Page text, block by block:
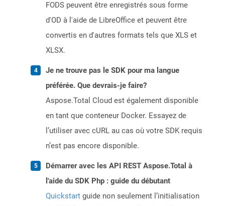
FODS peuvent être enregistrés sous forme
d'OD à l'aide de LibreOffice et peuvent être
convertis en d'autres formats tels que XLS et
XLSX.
Je ne trouve pas le SDK pour ma langue
préférée. Que devrais-je faire?
Aspose.Total Cloud est également disponible
en tant que conteneur Docker. Essayez de
l’utiliser avec cURL au cas où votre SDK requis
n’est pas encore disponible.
Démarrer avec les API REST Aspose.Total à
l'aide du SDK Php : guide du débutant
Quickstart guide non seulement l’initialisation